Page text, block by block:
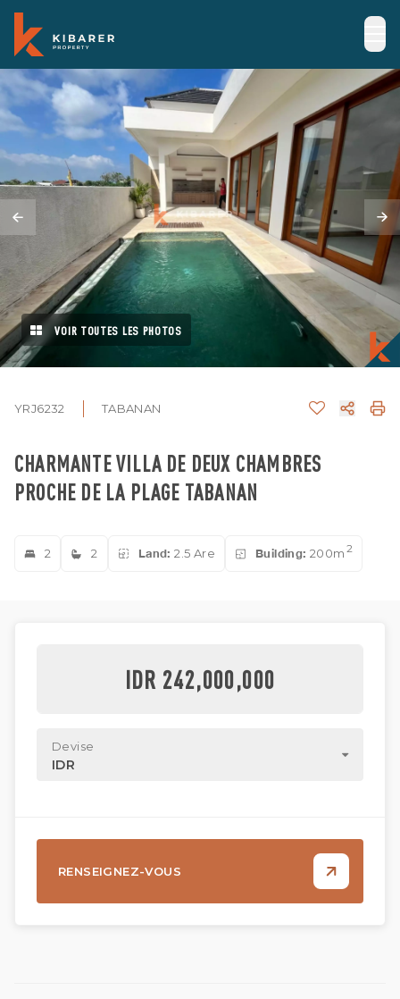
VOIR TOUTES LES PHOTOS
YRJ6232 TABANAN
CHARMANTE VILLA DE DEUX CHAMBRES
PROCHE DE LA PLAGE TABANAN
2 2 Land: 2.5 Are Building: 200m 2
IDR 242,000,000
Devise
IDR
RENSEIGNEZ-VOUS